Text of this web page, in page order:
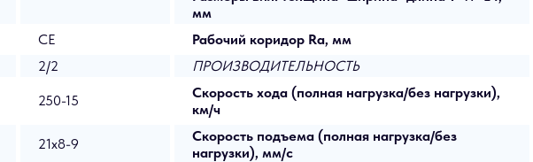
мм
СЕ Рабочий коридор Ra, мм
2/2 ПРОИЗВОДИТЕЛЬНОСТЬ
250-15
Скорость хода (полная нагрузка/без нагрузки),
км/ч
21x8-9
Скорость подъема (полная нагрузка/без
нагрузки), мм/с